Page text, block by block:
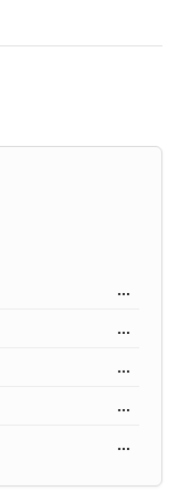
...
...
...
...
...